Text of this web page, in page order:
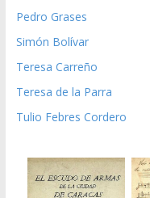
Pedro Grases
Simón Bolívar
Teresa Carreño
Teresa de la Parra
Tulio Febres Cordero